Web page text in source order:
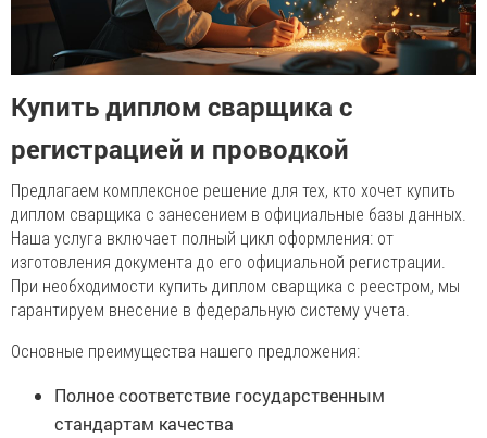
Купить диплом сварщика с
регистрацией и проводкой
Предлагаем комплексное решение для тех, кто хочет купить
диплом сварщика с занесением в официальные базы данных.
Наша услуга включает полный цикл оформления: от
изготовления документа до его официальной регистрации.
При необходимости купить диплом сварщика с реестром, мы
гарантируем внесение в федеральную систему учета.
Основные преимущества нашего предложения:
Полное соответствие государственным
стандартам качества